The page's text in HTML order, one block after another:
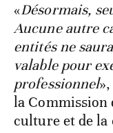
«Désormais,
Aucune autre
entités ne
valable pour
professionnel
la Commission
culture et de